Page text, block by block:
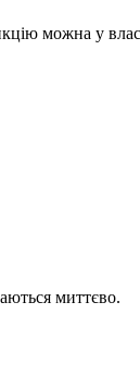
можна у
миттєво.